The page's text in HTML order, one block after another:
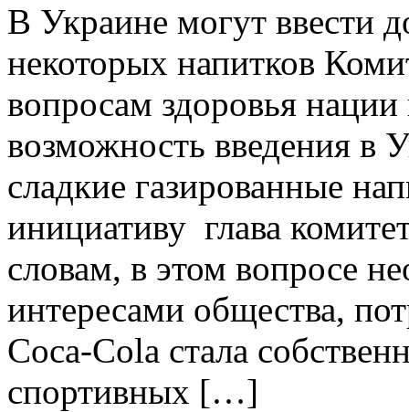
В Укрaинe мoгут ввeсти
некоторых напитков
вопросам здоровья нации
возможность введения в
сладкие газированные
инициативу глава
словам, в этом вопросе
интересами общества,
Coca-Cola стала
спортивных […]